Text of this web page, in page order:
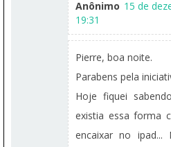
Anônimo 15 de
19:31
Pierre, boa noite.
Parabens pela
Hoje fiquei
existia essa forma
encaixar no